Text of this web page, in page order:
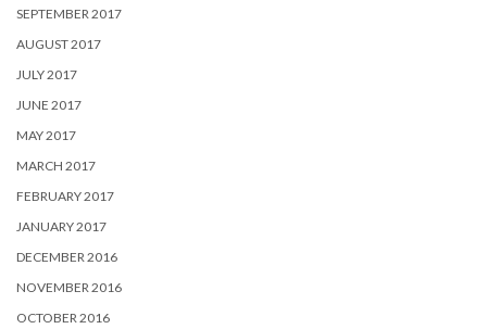
SEPTEMBER 2017
AUGUST 2017
JULY 2017
JUNE 2017
MAY 2017
MARCH 2017
FEBRUARY 2017
JANUARY 2017
DECEMBER 2016
NOVEMBER 2016
OCTOBER 2016